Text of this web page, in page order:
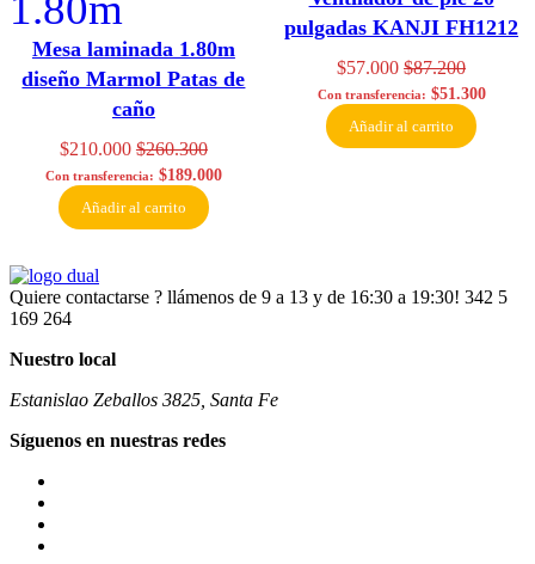
Mesa laminada 1.80m
diseño Marmol Patas de
caño
$210.000 $260.300
Con transferencia: $189.000
Añadir al carrito
pulgadas KANJI FH1212
$57.000 $87.200
Con transferencia: $51.300
Añadir al carrito
Quiere contactarse ? llámenos de 9 a 13 y de 16:30 a 19:30! 342 5
169 264
Nuestro local
Estanislao Zeballos 3825, Santa Fe
Síguenos en nuestras redes